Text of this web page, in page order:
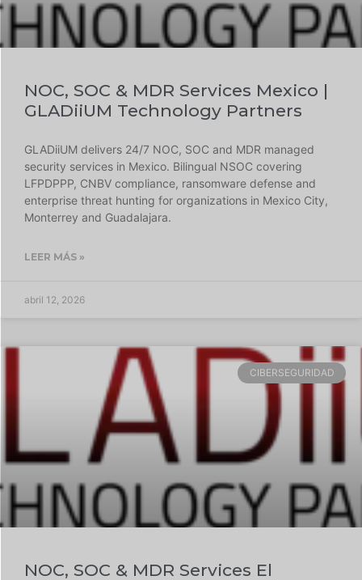
NOC, SOC & MDR Services Mexico |
GLADiiUM Technology Partners
GLADiiUM delivers 24/7 NOC, SOC and MDR managed
security services in Mexico. Bilingual NSOC covering
LFPDPPP, CNBV compliance, ransomware defense and
enterprise threat hunting for organizations in Mexico City,
Monterrey and Guadalajara.
LEER MÁS »
abril 12, 2026
CIBERSEGURIDAD
NOC, SOC & MDR Services El